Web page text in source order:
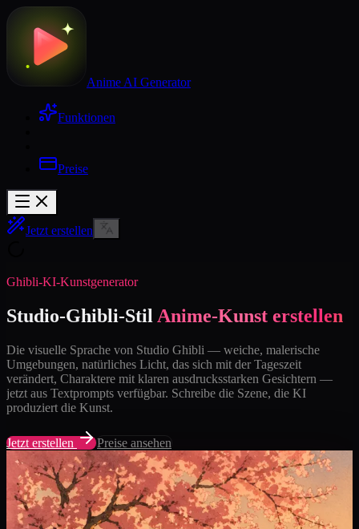
Anime AI Generator
Funktionen
Preise
Jetzt erstellen
Ghibli-KI-Kunstgenerator
Studio-Ghibli-Stil Anime-Kunst erstellen
Die visuelle Sprache von Studio Ghibli — weiche, malerische
Umgebungen, natürliches Licht, das sich mit der Tageszeit
verändert, Charaktere mit klaren ausdrucksstarken Gesichtern —
jetzt aus Textprompts verfügbar. Schreibe die Szene, die KI
produziert die Kunst.
Jetzt erstellen Preise ansehen